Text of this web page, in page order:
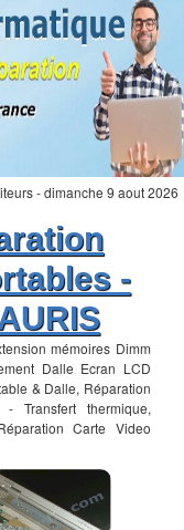
- dimanche 9 aout 2026
-
mémoires Dimm
Dalle Ecran LCD
& Dalle, Réparation
- Transfert thermique,
Carte Video